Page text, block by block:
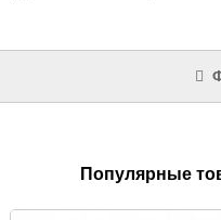
Популярные